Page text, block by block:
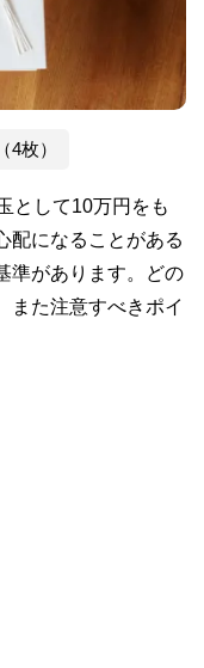
4枚）
として10万円をも
配になることがある
準があります。どの
また注意すべきポイ